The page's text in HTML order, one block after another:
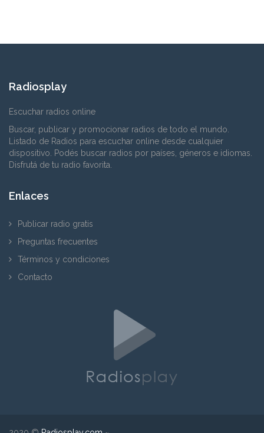
Radiosplay
Escuchar radios online
Buscar, publicar y promocionar radios de todo el mundo.
Listado de Radios para escuchar online desde cualquier
dispositivo. Podés buscar radios por países, géneros e idiomas.
Disfrutá de tu radio favorita.
Enlaces
Publicar radio gratis
Preguntas frecuentes
Términos y condiciones
Contacto